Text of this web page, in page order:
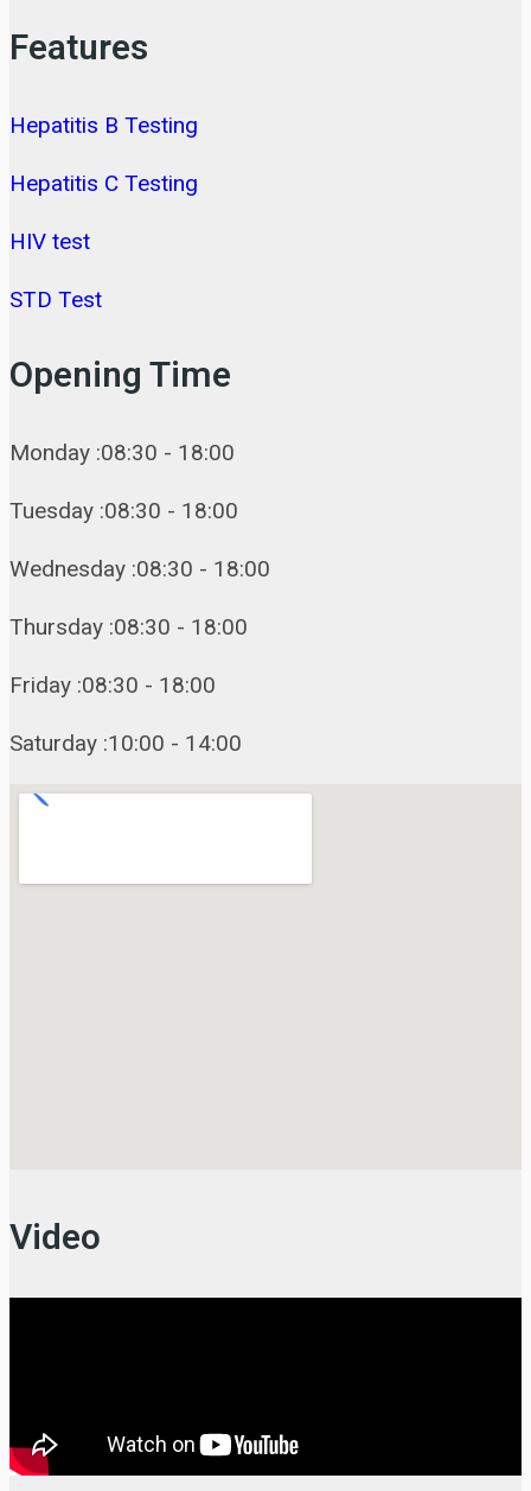
Features
Hepatitis B Testing
Hepatitis C Testing
HIV test
STD Test
Opening Time
Monday :08:30 - 18:00
Tuesday :08:30 - 18:00
Wednesday :08:30 - 18:00
Thursday :08:30 - 18:00
Friday :08:30 - 18:00
Saturday :10:00 - 14:00
Video